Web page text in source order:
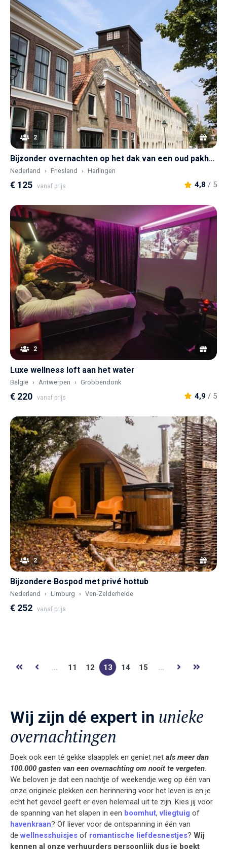
2
Bijzonder overnachten op het dak van een oud pakhuis
Nederland Friesland Harlingen
€ 125 vanaf prijs 4,8 / 5
2
Luxe wellness loft aan het water
België Antwerpen Grobbendonk
€ 220 vanaf prijs 4,9 / 5
2
Bijzondere Bospod met privé hottub
Nederland Limburg Ven-Zelderheide
€ 252 vanaf prijs
… 11 12 13 14 15 …
Wij zijn dé expert in unieke
overnachtingen
Boek ook een té gekke slaapplek en geniet net als meer dan
100.000 gasten van een overnachting om nooit te vergeten.
We beloven je dat een nachtje of weekendje weg op één van
onze originele plekken een herinnering voor het leven is en je
echt het gevoel geeft er even helemaal uit te zijn. Kies jij voor
de spanning van het slapen in een boomhut,vliegtuig of
havenkraan? Of liever voor de ontspanning in één van
de wellnesshuisjes of romantische liefdesnestjes? Wij
kennen al onze verhuurders persoonlijk dus je boekt